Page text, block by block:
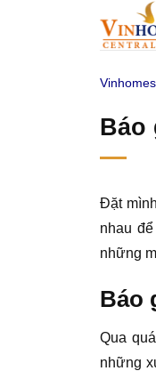
Báo
Đặt
nhau
những
Báo
Qua
những